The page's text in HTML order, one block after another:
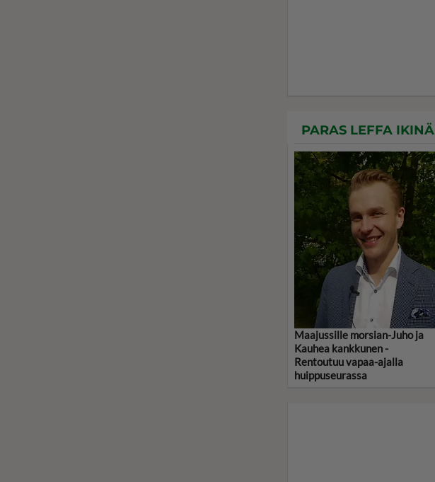
PARAS LEFFA IKINÄ
Maajussille morsian-Juho ja
Kauhea kankkunen -
Rentoutuu vapaa-ajalla
huippuseurassa